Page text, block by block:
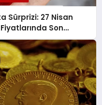
Sürprizi: 27 Nisan
Son